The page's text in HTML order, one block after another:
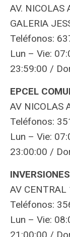
AV.
GALERIA
Teléfonos:
Lun – Vie:
23:59:00 /
EPCEL
AV NICOLAS
Teléfonos:
Lun – Vie:
23:00:00 /
AV
Teléfonos:
Lun – Vie: